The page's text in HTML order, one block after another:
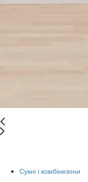
Сукні і комбінезони